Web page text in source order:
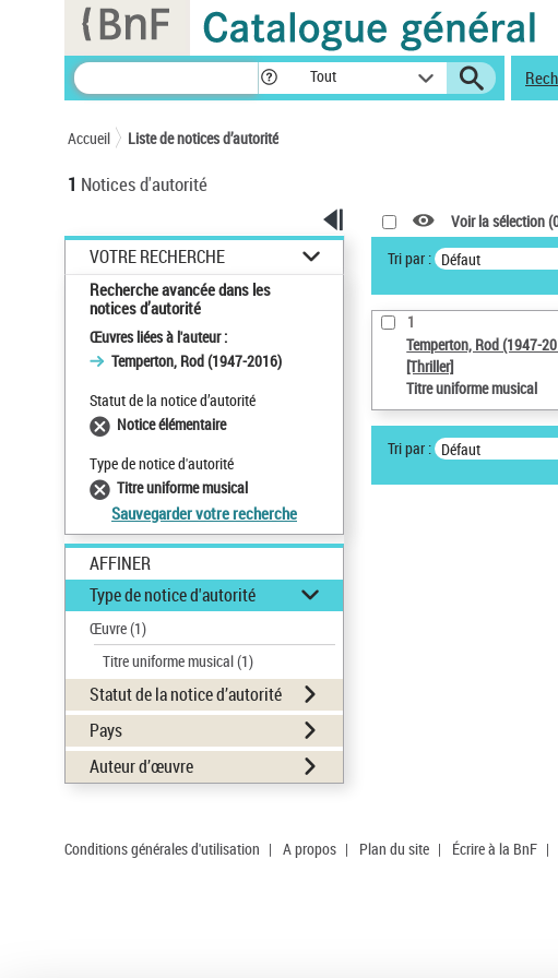
Tout
Accueil Liste de notices d’autorité
1 Notices d'autorité
VOTRE RECHERCHE
Recherche avancée dans les
notices d’autorité
Œuvres liées à l'auteur :
Temperton, Rod (1947-2016)
Statut de la notice d’autorité
Notice élémentaire
Type de notice d'autorité
Titre uniforme musical
Sauvegarder votre recherche
AFFINER
Type de notice d'autorité
Œuvre(1)
Titre uniforme musical(1)
Statut de la notice d’autorité
Pays
Auteur d’œuvre
Voir la sélection (
Tri par : Défaut
1
Temperton, Rod (1947-
[Thriller]
Titre uniforme musical
Tri par : Défaut
Conditions générales d'utilisation | A propos | Plan du site | Écrire à la BnF |
Panneau de gestion des cookies